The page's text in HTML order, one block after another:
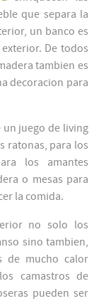
que separa la
un banco es
De todos
tambien es
decoracion para
un juego de living
ratonas, para los
los amantes
o mesas para
la comida.
no solo los
sino tambien,
de mucho calor
camastros de
pueden ser